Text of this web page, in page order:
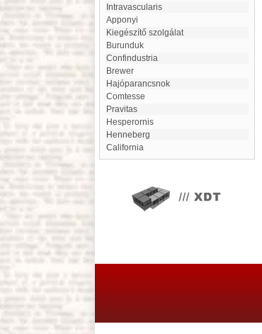
intravascularis
Apponyi
Kiegészítő szolgálat
burunduk
Confindustria
Brewer
Hajóparancsnok
comtesse
Pravitas
Hesperornis
Henneberg
California